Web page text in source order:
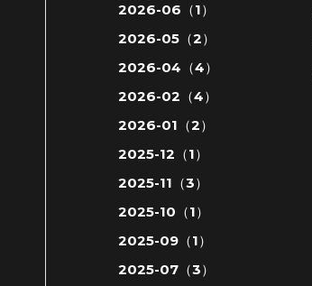
2026-06（1）
2026-05（2）
2026-04（4）
2026-02（4）
2026-01（2）
2025-12（1）
2025-11（3）
2025-10（1）
2025-09（1）
2025-07（3）